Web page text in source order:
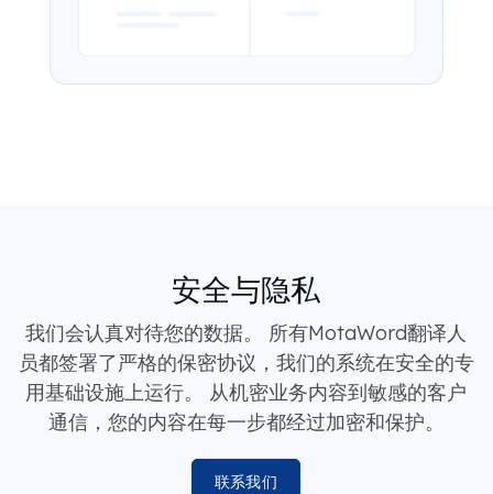
安全与隐私
我们会认真对待您的数据。 所有MotaWord翻译人
员都签署了严格的保密协议，我们的系统在安全的专
用基础设施上运行。 从机密业务内容到敏感的客户
通信，您的内容在每一步都经过加密和保护。
联系我们